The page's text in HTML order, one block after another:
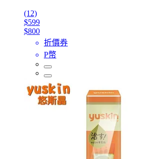
(12)
$599
$800
折價券
P幣